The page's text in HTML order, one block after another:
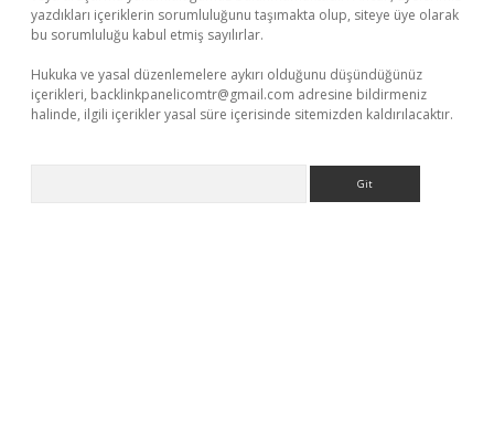
yazdıkları içeriklerin sorumluluğunu taşımakta olup, siteye üye olarak
bu sorumluluğu kabul etmiş sayılırlar.
Hukuka ve yasal düzenlemelere aykırı olduğunu düşündüğünüz
içerikleri, backlinkpanelicomtr@gmail.com adresine bildirmeniz
halinde, ilgili içerikler yasal süre içerisinde sitemizden kaldırılacaktır.